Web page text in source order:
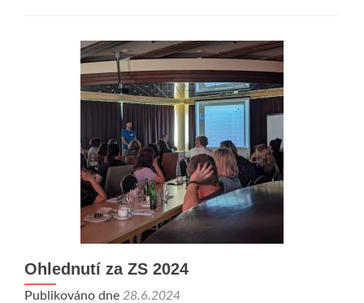
Ohlednutí za ZS 2024
Publikováno dne 28.6.2024